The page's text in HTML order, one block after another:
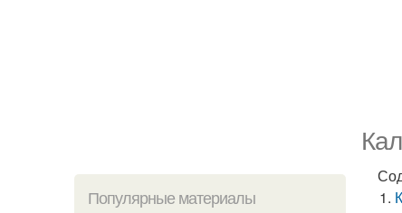
Популярные материалы